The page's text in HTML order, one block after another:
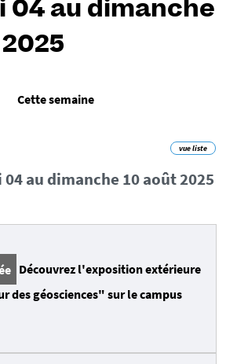
04 au dimanche
Cette semaine
vue liste
au dimanche 10 août 2025
Découvrez l'exposition extérieure
des géosciences" sur le campus